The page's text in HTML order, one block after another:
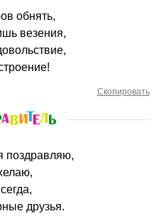
обнять,
везения,
Скопировать
поздравляю,
друзья.